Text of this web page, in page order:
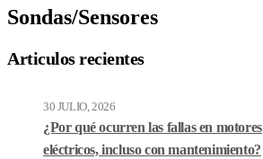
Sondas/Sensores
Articulos recientes
¿Por qué ocurren las fallas en motores
eléctricos, incluso con mantenimiento?
30 JULIO, 2026